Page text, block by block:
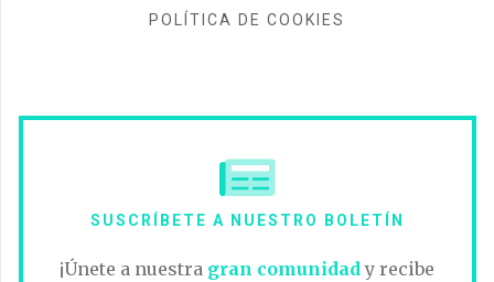
POLÍTICA DE COOKIES
SUSCRÍBETE A NUESTRO BOLETÍN
¡Únete a nuestra gran comunidady recibe